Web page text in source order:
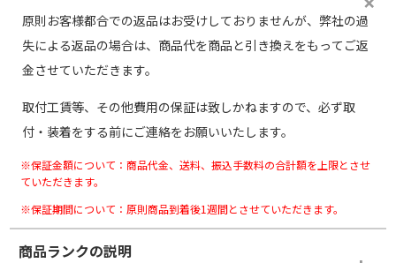
原則お客様都合での返品はお受けしておりませんが、弊社の過
失による返品の場合は、商品代を商品と引き換えをもってご返
金させていただきます。
取付工賃等、その他費用の保証は致しかねますので、必ず取
付・装着をする前にご連絡をお願いいたします。
※保証金額について：商品代金、送料、振込手数料の合計額を上限とさせ
ていただきます。
※保証期間について：原則商品到着後1週間とさせていただきます。
商品ランクの説明